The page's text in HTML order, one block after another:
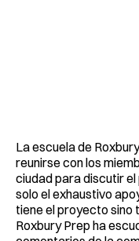
La escuela de
reunirse con los
ciudad para discutir
solo el exhaustivo
tiene el proyecto sino
Roxbury Prep ha